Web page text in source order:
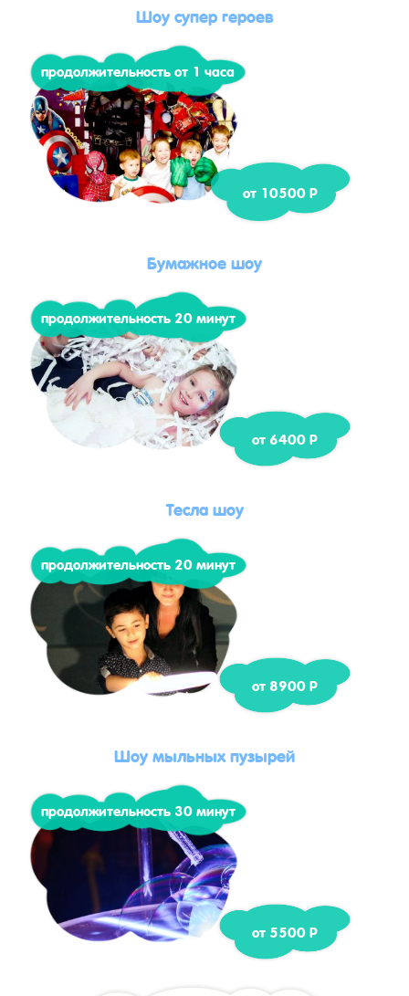
Шоу супер героев
продолжительность от 1 часа
от 10500 Р
Бумажное шоу
продолжительность 20 минут
от 6400 Р
Тесла шоу
продолжительность 20 минут
от 8900 Р
Шоу мыльных пузырей
продолжительность 30 минут
от 5500 Р